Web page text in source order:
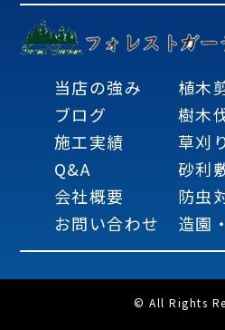
当店の強み
ブログ
施工実績
Q&A
会社概要
お問い合わせ
植木
樹木
草刈
砂利
防虫
造園
© All Rights